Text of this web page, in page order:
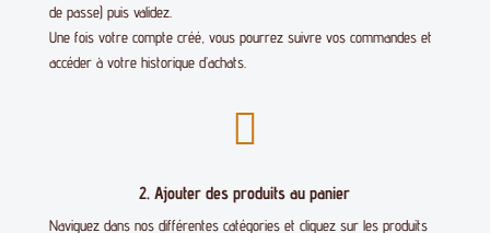
de passe) puis validez.
Une fois votre compte créé, vous pourrez suivre vos commandes et
accéder à votre historique d’achats.

2. Ajouter des produits au panier
Naviguez dans nos différentes catégories et cliquez sur les produits